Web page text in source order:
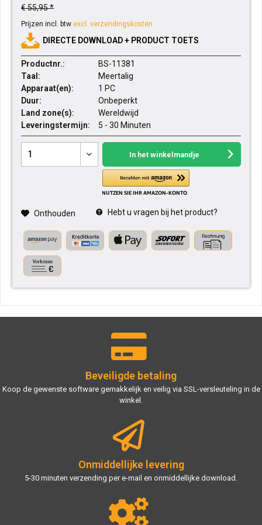
€ 55,95 *
Prijzen incl. btw excl. verzendingskosten
DIRECTE DOWNLOAD + PRODUCT TOETS
Productnr.:
BS-11381
Taal:
Meertalig
Apparaat(en):
1 PC
Duur:
Onbeperkt
Land zone(s):
Wereldwijd
Leveringstermijn:
5 - 30 Minuten
In het winkelmandje
Onthouden Hebt u vragen bij het product?
Beveiligde betaling
Koop de gewenste software gemakkelijk en veilig via SSL-versleuteling in de
winkel.
Onmiddellijke levering
5-30 minuten verzending per e-mail en onmiddellijke download.